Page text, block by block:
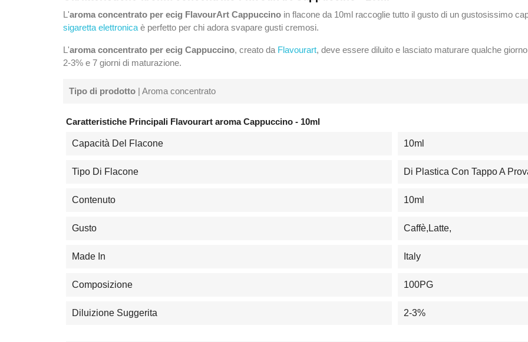
L'aroma concentrato per ecig FlavourArt Cappuccino in flacone da 10ml raccoglie tutto il gusto di un gustosissimo
sigaretta elettronica è perfetto per chi adora svapare gusti cremosi.
L'aroma concentrato per ecig Cappuccino, creato da Flavourart, deve essere diluito e lasciato maturare qualche
2-3% e 7 giorni di maturazione.
Tipo di prodotto | Aroma concentrato
Caratteristiche Principali Flavourart aroma Cappuccino - 10ml
Capacità Del Flacone 10ml
Tipo Di Flacone Di Plastica Con Tappo A
Contenuto 10ml
Gusto Caffè,Latte,
Made In Italy
Composizione 100PG
Diluizione Suggerita 2-3%